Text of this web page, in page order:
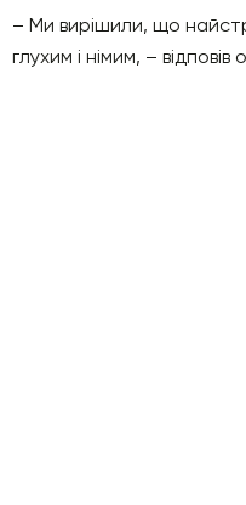
– Ми вирішили, що
глухим і німим, – відповів